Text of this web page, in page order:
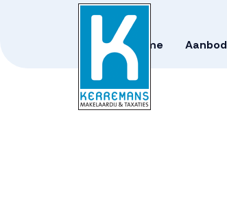
Home Aanbod